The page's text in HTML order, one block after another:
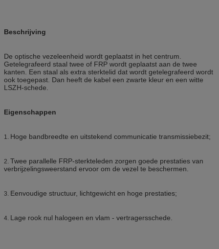
Beschrijving
De optische vezeleenheid wordt geplaatst in het centrum.
Getelegrafeerd staal twee of FRP wordt geplaatst aan de twee
kanten. Een staal als extra sterktelid dat wordt getelegrafeerd wordt
ook toegepast. Dan heeft de kabel een zwarte kleur en een witte
LSZH-schede.
Eigenschappen
1. Hoge bandbreedte en uitstekend communicatie transmissiebezit;
2. Twee parallelle FRP-sterkteleden zorgen goede prestaties van
verbrijzelingsweerstand ervoor om de vezel te beschermen.
3. Eenvoudige structuur, lichtgewicht en hoge prestaties;
4. Lage rook nul halogeen en vlam - vertragersschede.